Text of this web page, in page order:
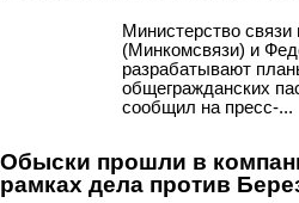
Министерство
(Минкомсвязи) и
разрабатывают
общегражданских
сообщил на пресс-...
Обыски прошли в
рамках дела против